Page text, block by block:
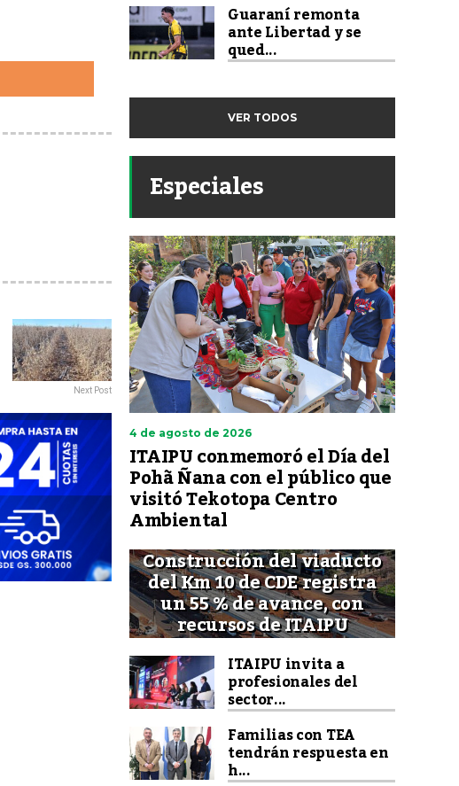
Next Post
Guaraní remonta
ante Libertad y se
qued...
VER TODOS
Especiales
4 de agosto de 2026
ITAIPU conmemoró el Día del
Pohã Ñana con el público que
visitó Tekotopa Centro
Ambiental
Construcción del viaducto
del Km 10 de CDE registra
un 55 % de avance, con
recursos de ITAIPU
ITAIPU invita a
profesionales del
sector...
Familias con TEA
tendrán respuesta en
h...